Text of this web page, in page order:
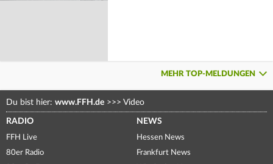
MEHR TOP-MELDUNGEN
Du bist hier: www.FFH.de >>> Video
RADIO
FFH Live
80er Radio
NEWS
Hessen News
Frankfurt News